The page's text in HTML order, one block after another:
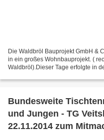
Die Waldbröl Bauprojekt GmbH &
in ein großes Wohnbauprojekt. (
Waldbröl).Dieser Tage erfolgte in
Bundesweite
und Jungen - TG
22.11.2014 zum